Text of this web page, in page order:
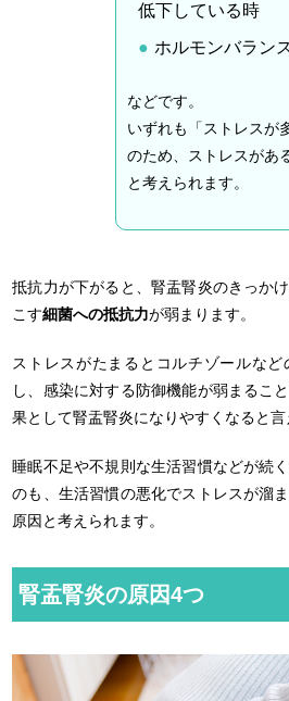
低下している時
ホルモンバラン
などです。
いずれも「ストレスが
のため、ストレスがあ
と考えられます。
抵抗力が下がると、腎盂腎炎のきっか
こす細菌への抵抗力が弱まります。
ストレスがたまるとコルチゾールな
し、感染に対する防御機能が弱まるこ
果として腎盂腎炎になりやすくなると言
睡眠不足や不規則な生活習慣などが続
のも、生活習慣の悪化でストレスが溜
原因と考えられます。
腎盂腎炎の原因4つ